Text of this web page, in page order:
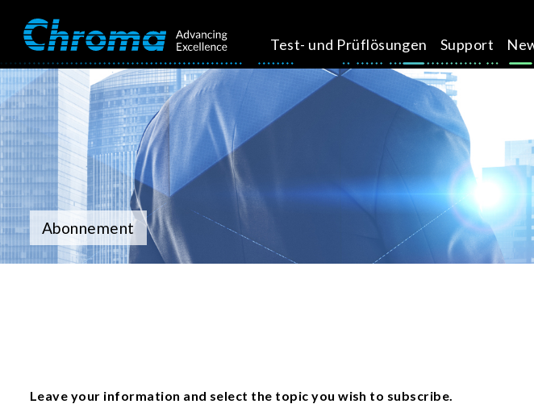
Test- und Prüflösungen Support
Abonnement
Leave your information and select the topic you wish to subscribe.